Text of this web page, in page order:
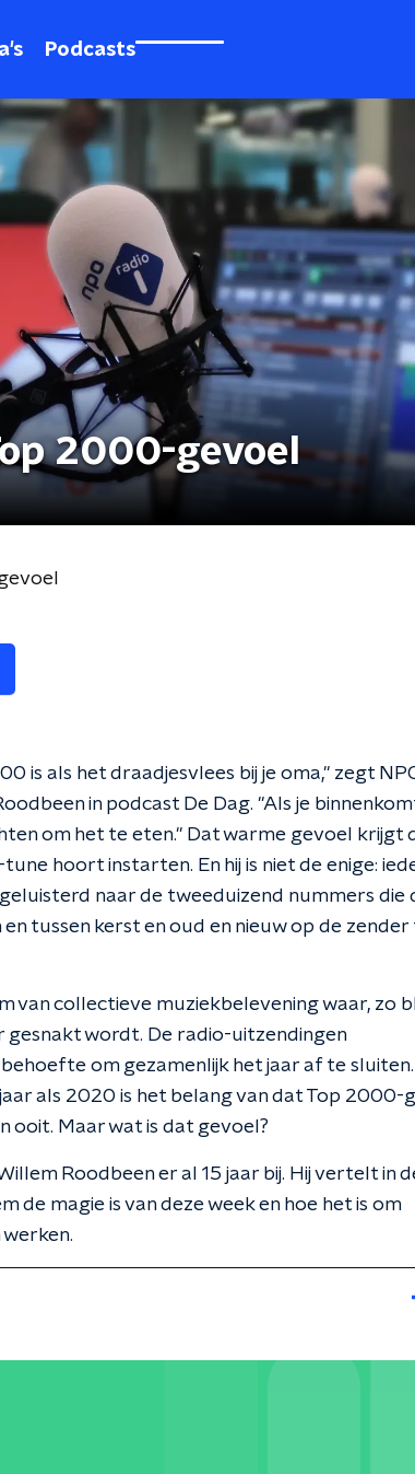
Podcasts
2000-gevoel
is als het draadjesvlees bij je oma," zegt
in podcast De Dag. "Als je
om het te eten." Dat warme gevoel krijgt
hoort instarten. En hij is niet de enige:
naar de tweeduizend nummers die
en tussen kerst en oud en nieuw op de zender
van collectieve muziekbelevening waar, zo
gesnakt wordt. De radio-uitzendingen
om gezamenlijk het jaar af te sluiten.
als 2020 is het belang van dat Top 2000-
ooit. Maar wat is dat gevoel?
Roodbeen er al 15 jaar bij. Hij vertelt in
de magie is van deze week en hoe het is om